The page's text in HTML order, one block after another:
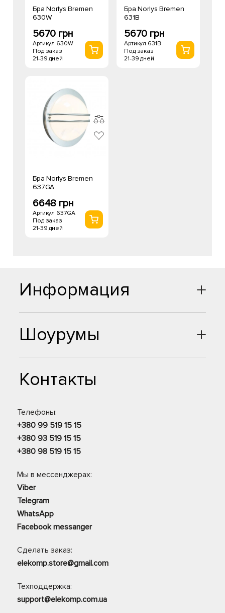
Бра Norlys Bremen
630W
5670 грн
Артикул 630W
Под заказ
21-39 дней
Бра Norlys Bremen
631B
5670 грн
Артикул 631B
Под заказ
21-39 дней
Бра Norlys Bremen
637GA
6648 грн
Артикул 637GA
Под заказ
21-39 дней
Шоурумы
Контакты
Телефоны:
+380 99 519 15 15
+380 93 519 15 15
+380 98 519 15 15
Мы в мессенджерах:
Viber
Telegram
WhatsApp
Facebook messanger
Сделать заказ:
elekomp.store@gmail.com
Техподдержка:
support@elekomp.com.ua
Информация